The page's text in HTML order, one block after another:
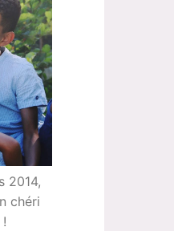
2014,
chéri